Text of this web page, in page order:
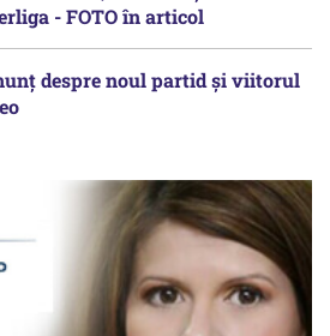
- FOTO în articol
despre noul partid și viitorul